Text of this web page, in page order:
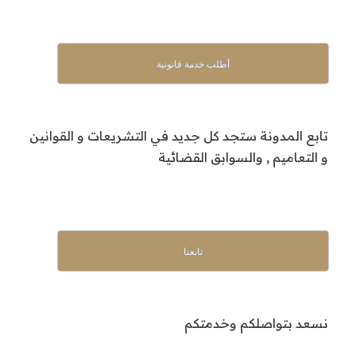
أطلب خدمة قانونية
تابع المدونة ستجد كل جديد في التشريعات و القوانين
و التعاميم , والسوابق القضائية
تابعنا
نسعد بتواصلكم وخدمتكم